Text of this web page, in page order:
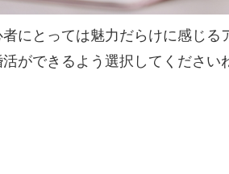
にとっては魅力だらけに感じる
ができるよう選択してください